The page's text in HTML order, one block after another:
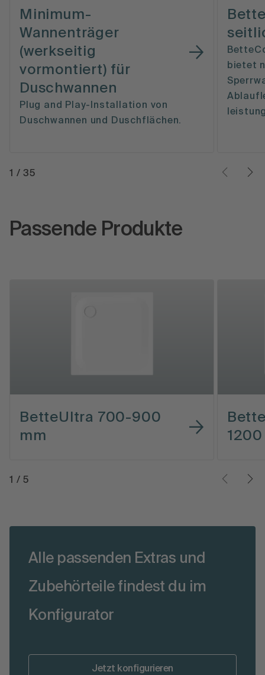
Minimum-
Wannenträger
(werkseitig
vormontiert) für
Duschwannen
Plug and Play-Installation von
Duschwannen und Duschflächen.
bietet
1 /35
Passende Produkte
BetteUltra 700-900
mm
1 /5
Alle passenden Extras und
Zubehörteile findest du im
Konfigurator
Jetzt konfigurieren